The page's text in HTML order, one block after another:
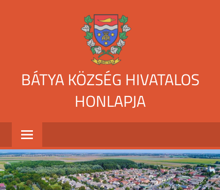
BÁTYA KÖZSÉG HIVATALOS
HONLAPJA